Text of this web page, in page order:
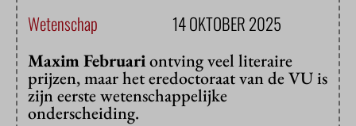
Wetenschap 14 OKTOBER 2025
Maxim Februariontving veel literaire
prijzen, maar het eredoctoraat van de VU is
zijn eerste wetenschappelijke
onderscheiding.